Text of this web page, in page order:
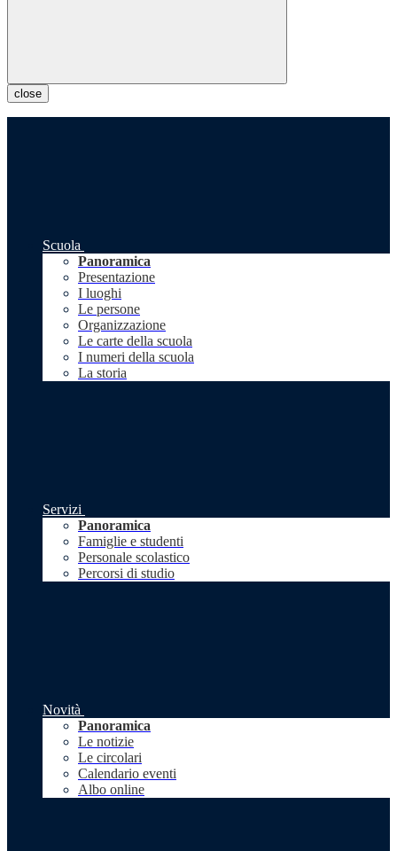
close
Scuola
Panoramica
Presentazione
I luoghi
Le persone
Organizzazione
Le carte della scuola
I numeri della scuola
La storia
Servizi
Panoramica
Famiglie e studenti
Personale scolastico
Percorsi di studio
Novità
Panoramica
Le notizie
Le circolari
Calendario eventi
Albo online